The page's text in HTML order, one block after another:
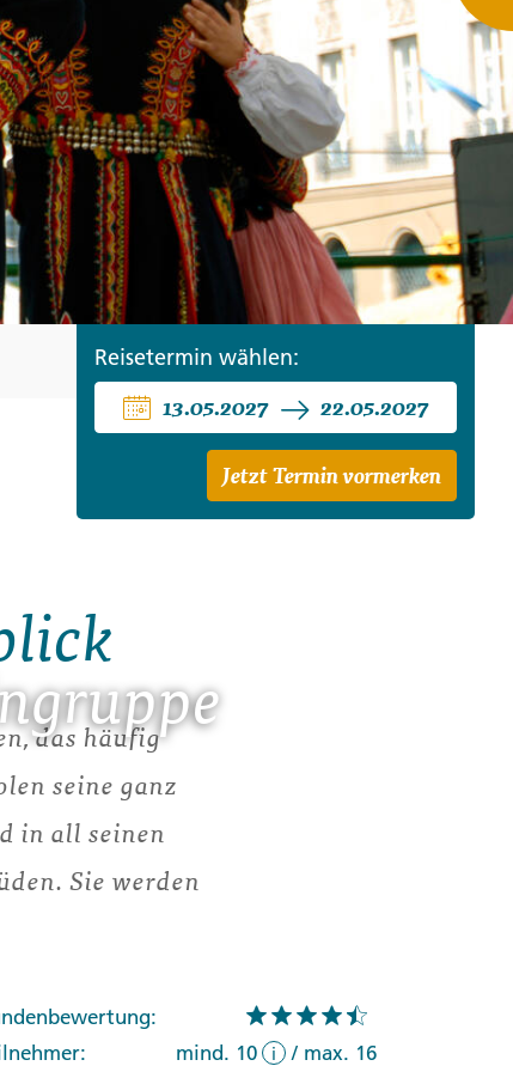
Zypern
Beratung+49 (0) 431 5446-0 Reisefinder öffnen
Beratung +49 (0) 431 5446-0 Reisefinder öffnen
Beratung +49 (0) 431 5446-0 Reisefinder öffnen
Reisetermin wählen:
13.05.2027 22.05.2027
Jetzt Termin vormerken
das häufig
seine ganz
in all seinen
Sie werden
mind. 10 i / max. 16